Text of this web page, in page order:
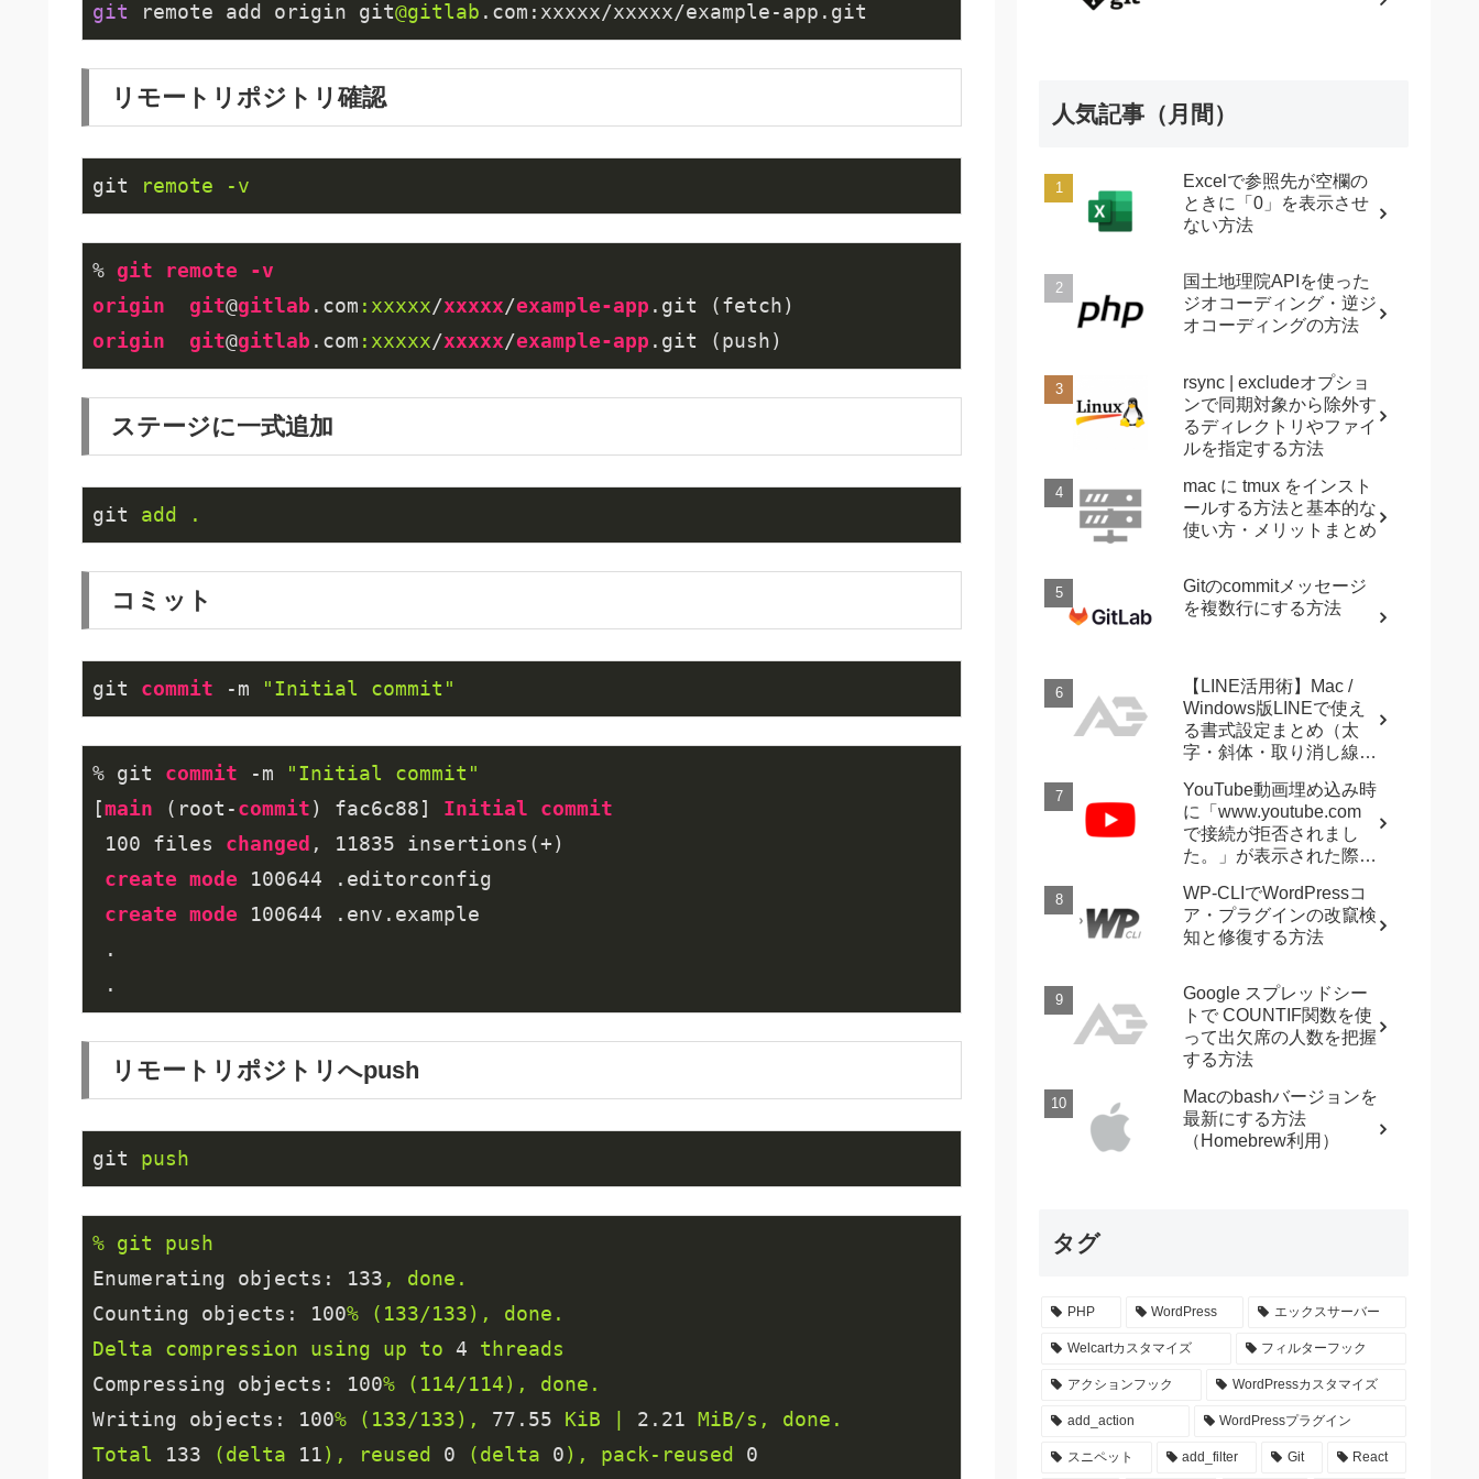
git remote add origin git@gitlab .com:xxxxx/xxxxx/example-app.git
リモートリポジトリ確認
git remote -v
% git remote
-v
origin
git@gitlab .com :xxxxx/xxxxx/example-app .git
origin
git@gitlab .com :xxxxx/xxxxx/example-app .git (push)
ステージに一式追加
git add .
コミット
git commit -m "Initial commit"
% git commit -m
"Initial commit"
[main (root-commit) fac6c88] Initial
commit
100 files changed , 11835 insertions(+)
create mode 100644 .editorconfig
create mode 100644 .env.example
.
リモートリポジトリへpush
git push
% git
push
Enumerating objects:
133 ,
done.
Counting objects:
100% (133/133),
done.
Delta
compression using up to 4
threads
Compressing objects:
100% (114/114),
done.
Writing objects:
100% (133/133), 77.55 KiB | 2.21 MiB/s,
done.
Total
133 (delta 11), reused 0 (delta 0), pack-reused
0
人気記事（月間）
Excelで参照先が空欄の
ときに「0」を表示させ
ない方法
国土地理院APIを使った
ジオコーディング・逆ジ
オコーディングの方法
rsync | excludeオプショ
ンで同期対象から除外す
るディレクトリやファイ
ルを指定する方法
mac に tmux をインスト
ールする方法と基本的な
使い方・メリットまとめ
Gitのcommitメッセージ
を複数行にする方法
【LINE活用術】Mac /
Windows版LINEで使え
る書式設定まとめ（太
字・斜体・取り消し線・
YouTube動画埋め込み時
に「www.youtube.com
で接続が拒否されまし
た。」が表示された際に
WP-CLIでWordPressコ
ア・プラグインの改竄検
知と修復する方法
Google スプレッドシー
トで COUNTIF関数を使
って出欠席の人数を把握
する方法
Macのbashバージョンを
最新にする方法
（Homebrew利用）
タグ
PHP WordPress エックスサーバー
Welcartカスタマイズ フィルターフック
アクションフック WordPressカスタマイズ
add_action WordPressプラグイン
スニペット add_filter Git React